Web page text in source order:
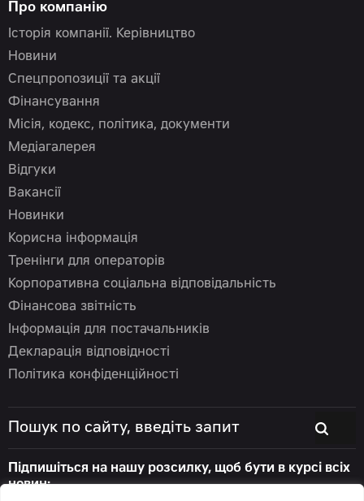
Про компанію
Історія компанії. Керівництво
Новини
Спецпропозиції та акції
Фінансування
Місія, кодекс, політика, документи
Медіагалерея
Відгуки
Вакансії
Новинки
Корисна інформація
Тренінги для операторів
Корпоративна соціальна відповідальність
Фінансова звітність
Інформація для постачальників
Декларація відповідності
Політика конфіденційності
Підпишіться на нашу розсилку, щоб бути в курсі всіх
новин: